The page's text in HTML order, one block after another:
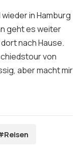
in Hamburg
geht es weiter
nach Hause.
von
aber macht mir